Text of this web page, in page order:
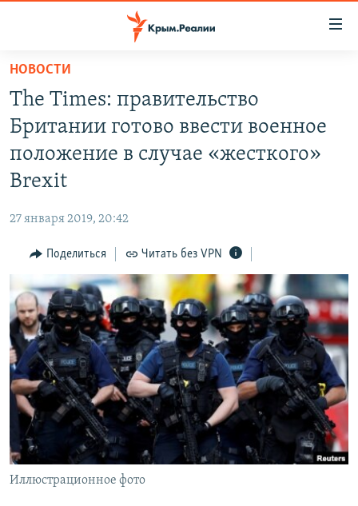
Вернуться
основному
содержанию
Вернутся
главной
Вернутся
поиску
НОВОСТИ
КАРТА ВОЕННЫХ ОБЪЕКТОВ КРЫМА
ВОДА
ИСТОРИЯ
ИНТЕРАКТИВ
ИНФОГРАФИКА
ТЕЛЕПРОЕКТ КРЫМ.РЕАЛИИ
СОВЕТЫ ПРАВОЗАЩИТНИКОВ
ПРОПАВШИЕ БЕЗ ВЕСТИ
ПОБЕДИТЕЛЕЙ НЕ СУДЯТ?
КРЫМ.НЕПОКОРЕННЫЙ
ELIFBE
УКРАИНСКАЯ ПРОБЛЕМА КРЫМА
РАДІО СВОБОДА
КАК ОБОЙТИ БЛОКИРОВКУ
Українською
Qırımtatar
ПРИСОЕДИНЯЙТЕСЬ!
Все сайты RFE/RL
НОВОСТИ
The Times: правительство
Британии готово ввести военное
положение в случае «жесткого»
Brexit
27 января 2019, 20:42
Поделиться Читать без VPN
Иллюстрационное фото